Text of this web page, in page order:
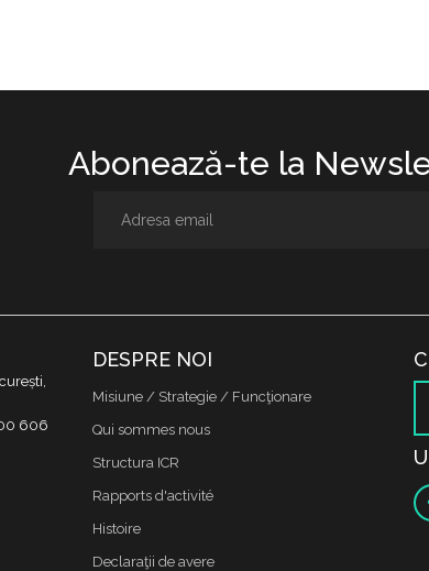
Abonează-te la
00 606
DESPRE NOI
Misiune / Strategie / Funcţionare
Qui sommes nous
Structura ICR
Rapports d'activité
Histoire
Declaraţii de avere